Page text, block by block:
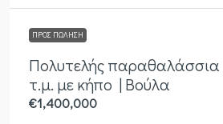
ΠΡΟΣ ΠΏΛΗΣΗ
Πολυτελής παραθαλάσσια
τ.μ. με κήπο | Βούλα
€1,400,000